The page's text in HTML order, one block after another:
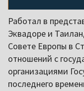
Работал в
Эквадоре и
Совете Европы в
отношений с
организациями
последнего